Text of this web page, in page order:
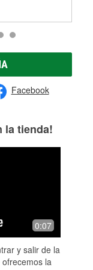
Facebook
la tienda!
0:07
y salir de la
la